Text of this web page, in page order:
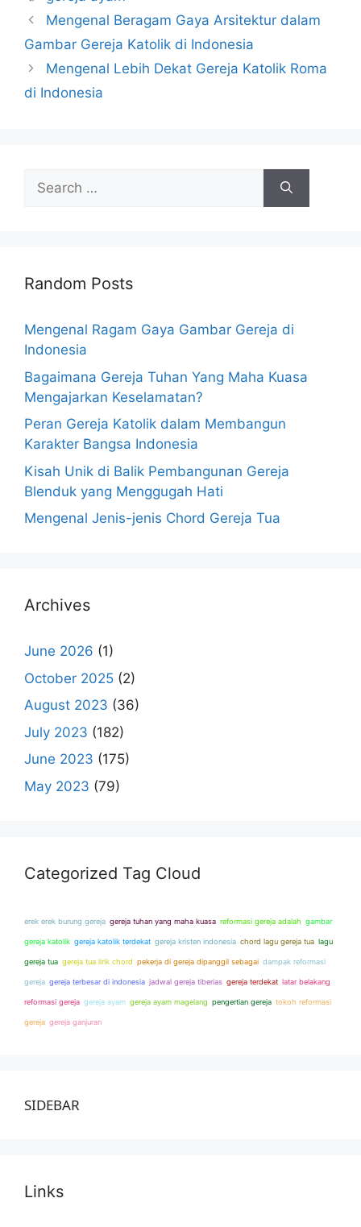
Mengenal Beragam Gaya Arsitektur dalam
Gambar Gereja Katolik di Indonesia
Mengenal Lebih Dekat Gereja Katolik Roma
di Indonesia
Search
for:
Random Posts
Mengenal Ragam Gaya Gambar Gereja di
Indonesia
Bagaimana Gereja Tuhan Yang Maha Kuasa
Mengajarkan Keselamatan?
Peran Gereja Katolik dalam Membangun
Karakter Bangsa Indonesia
Kisah Unik di Balik Pembangunan Gereja
Blenduk yang Menggugah Hati
Mengenal Jenis-jenis Chord Gereja Tua
Archives
June 2026 (1)
October 2025 (2)
August 2023 (36)
July 2023 (182)
June 2023 (175)
May 2023 (79)
Categorized Tag Cloud
erek erek burung gereja gereja tuhan yang maha kuasa reformasi gereja adalah gambar
gereja katolik gereja katolik terdekat gereja kristen indonesia chord lagu gereja tua lagu
gereja tua gereja tua lirik chord pekerja di gereja dipanggil sebagai dampak reformasi
gereja gereja terbesar di indonesia jadwal gereja tiberias gereja terdekat latar belakang
reformasi gereja gereja ayam gereja ayam magelang pengertian gereja tokoh reformasi
gereja gereja ganjuran
SIDEBAR
Links